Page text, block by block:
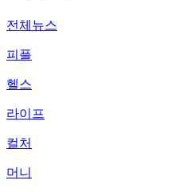
전체뉴스
피플
헬스
라이프
컬처
머니